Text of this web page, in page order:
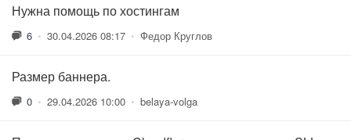
Нужна помощь по хостингам
6 • 30.04.2026 08:17 • Федор Круглов
Размер баннера.
0 • 29.04.2026 10:00 • belaya-volga